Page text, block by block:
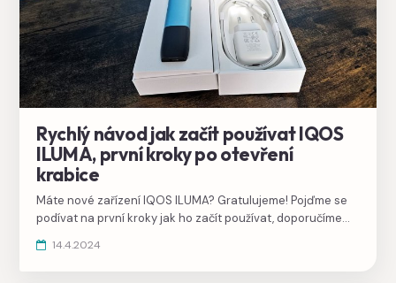
Rychlý návod jak začít používat IQOS
ILUMA, první kroky po otevření
krabice
Máte nové zařízení IQOS ILUMA? Gratulujeme! Pojďme se
podívat na první kroky jak ho začít používat, doporučíme
tipy do začátku.
14.4.2024